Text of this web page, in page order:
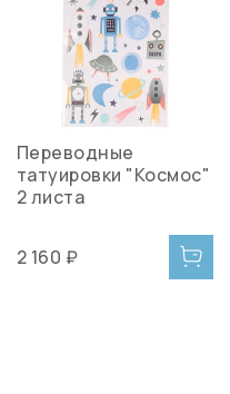
Переводные
татуировки "Космос"
2 листа
2 160 ₽